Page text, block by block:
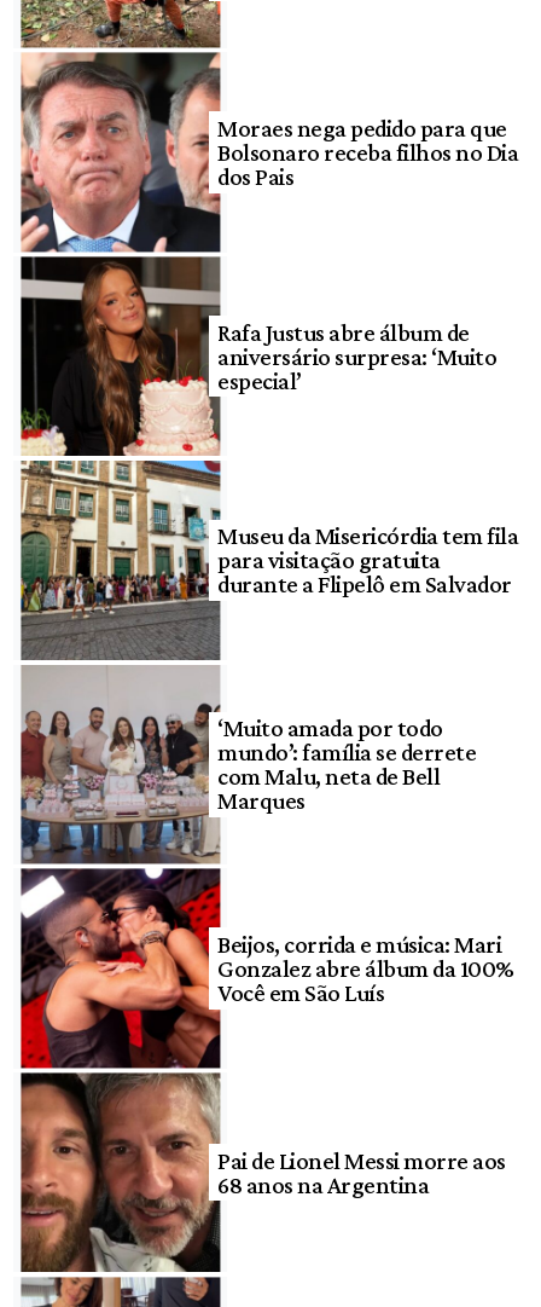
Moraes nega pedido para que
Bolsonaro receba filhos no Dia
dos Pais
Rafa Justus abre álbum de
aniversário surpresa: ‘Muito
especial’
Museu da Misericórdia tem fila
para visitação gratuita
durante a Flipelô em Salvador
‘Muito amada por todo
mundo’: família se derrete
com Malu, neta de Bell
Marques
Beijos, corrida e música: Mari
Gonzalez abre álbum da 100%
Você em São Luís
Pai de Lionel Messi morre aos
68 anos na Argentina